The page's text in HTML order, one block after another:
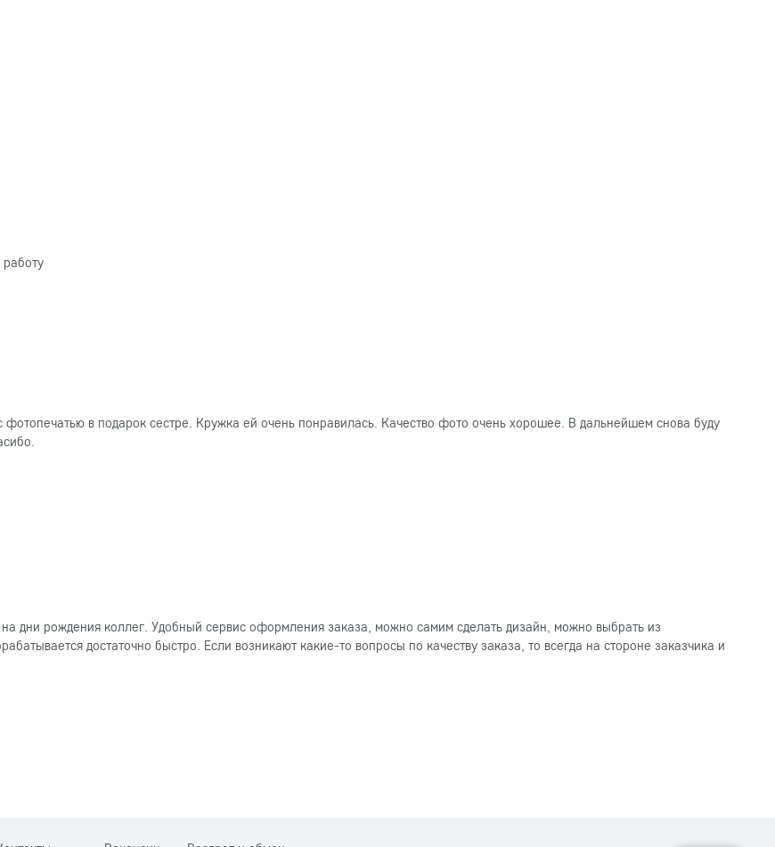
в подарок сестре. Кружка ей очень понравилась. Качество фото очень хорошее. В дальнейшем снова буду
дни рождения коллег. Удобный сервис оформления заказа, можно самим сделать дизайн, можно выбрать из
достаточно быстро. Если возникают какие-то вопросы по качеству заказа, то всегда на стороне заказчика и